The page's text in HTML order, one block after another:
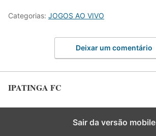
Categorias: JOGOS AO VIVO
Deixar um comentário
IPATINGA FC
Sair da versão mobile